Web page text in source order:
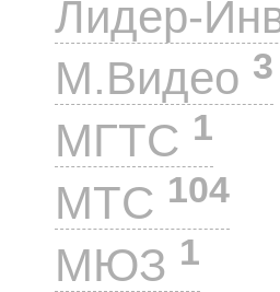
Лидер-
М.Видео 3
МГТС 1
МТС 104
МЮЗ 1